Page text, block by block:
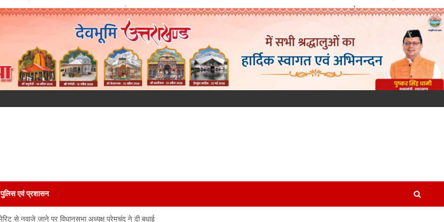
पुलिस एवं प्रशासन
से नवाजे जाने पर विधानसभा अध्यक्ष प्रेमचंद ने दी बधाई